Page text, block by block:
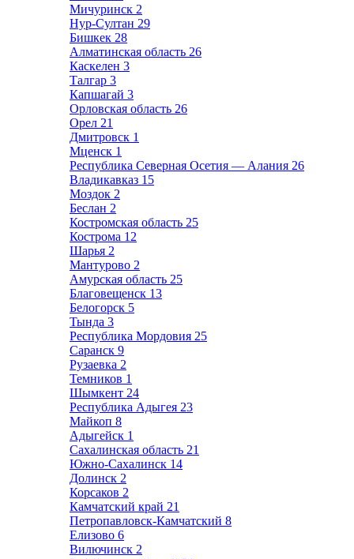
Мичуринск 2
Нур-Султан 29
Бишкек 28
Алматинская область 26
Каскелен 3
Талгар 3
Капшагай 3
Орловская область 26
Орел 21
Дмитровск 1
Мценск 1
Республика Северная Осетия — Алания 26
Владикавказ 15
Моздок 2
Беслан 2
Костромская область 25
Кострома 12
Шарья 2
Мантурово 2
Амурская область 25
Благовещенск 13
Белогорск 5
Тында 3
Республика Мордовия 25
Саранск 9
Рузаевка 2
Темников 1
Шымкент 24
Республика Адыгея 23
Майкоп 8
Адыгейск 1
Сахалинская область 21
Южно-Сахалинск 14
Долинск 2
Корсаков 2
Камчатский край 21
Петропавловск-Камчатский 8
Елизово 6
Вилючинск 2